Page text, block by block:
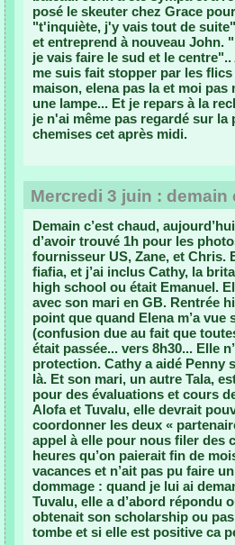
posé le skeuter chez Grace
"t'inquiète, j'y vais tout de
et entreprend à nouveau John.
je vais faire le sud et le
me suis fait stopper par les
maison, elena pas la et moi
une lampe... Et je repars à la
je n'ai même pas regardé sur la
chemises cet après midi.
Mercredi 3 juin :
Demain c’est chaud,
d’avoir trouvé 1h pour les
fournisseur US, Zane, et Chris.
fiafia, et j’ai inclus Cathy, la
high school ou était Emanuel.
avec son mari en GB. Rentrée
point que quand Elena m’a vue
(confusion due au fait que
était passée... vers 8h30... Elle
protection. Cathy a aidé Penny
là. Et son mari, un autre Tala,
pour des évaluations et cours
Alofa et Tuvalu, elle devrait
coordonner les deux «
appel à elle pour nous filer des
heures qu’on paierait fin de
vacances et n’ait pas pu faire
dommage : quand je lui ai
Tuvalu, elle a d’abord répondu
obtenait son scholarship ou
tombe et si elle est positive ca